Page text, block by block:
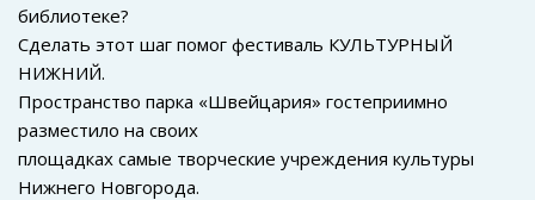
библиотеке?
Сделать этот шаг помог фестиваль КУЛЬТУРНЫЙ
НИЖНИЙ.
Пространство парка «Швейцария» гостеприимно
разместило на своих
площадках самые творческие учреждения культуры
Нижнего Новгорода.